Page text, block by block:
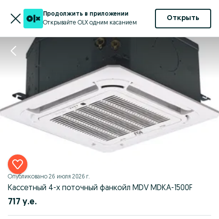
Продолжить в приложении
Открывайте OLX одним касанием
Открыть
Опубликовано 26 июля 2026 г.
Кассетный 4-х поточный фанкойл MDV MDKA-1500F
717 у.е.